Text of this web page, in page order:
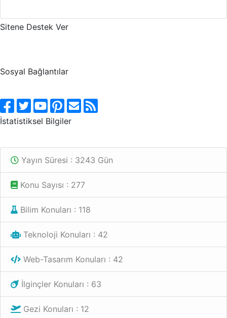
Sitene Destek Ver
Sosyal Bağlantılar
İstatistiksel Bilgiler
Yayın Süresi : 3243 Gün
Konu Sayısı : 277
Bilim Konuları : 118
Teknoloji Konuları : 42
Web-Tasarım Konuları : 42
İlginçler Konuları : 63
Gezi Konuları : 12